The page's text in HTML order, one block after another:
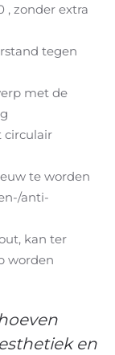
, zonder extra
tegen
met de
circulair
te worden
anti-
kan ter
worden
en